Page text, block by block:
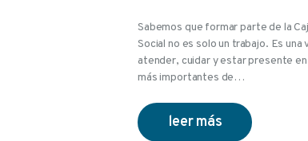
Sabemos que formar parte de la
Social no es solo un trabajo. Es una
atender, cuidar y estar presente
más importantes de…
leer más